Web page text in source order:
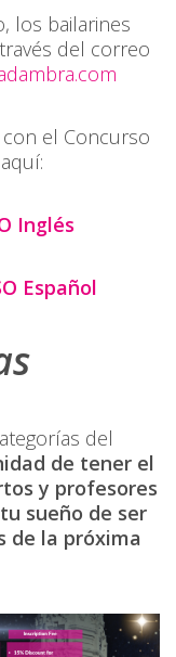
los bailarines
del correo
el Concurso
Inglés
Español
del
de tener el
y profesores
sueño de ser
de la próxima